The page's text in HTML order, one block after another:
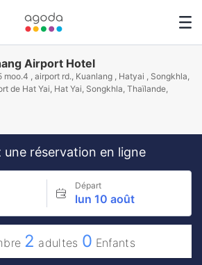
Airport Hotel
moo.4 , airport rd., Kuanlang , Hatyai , Songkhla,
de Hat Yai, Hat Yai, Songkhla, Thaïlande,
une réservation en ligne
Départ
lun 10 août
2 adultes 0 Enfants